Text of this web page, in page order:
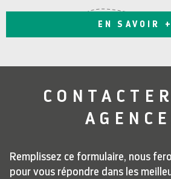
EN SAVOIR +
CONTACTER
Remplissez ce formulaire, nous
pour vous répondre dans les